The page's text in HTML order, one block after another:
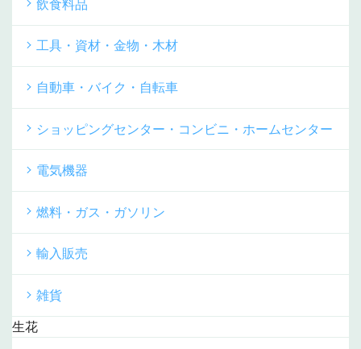
飲食料品
工具・資材・金物・木材
自動車・バイク・自転車
ショッピングセンター・コンビニ・ホームセンター
電気機器
燃料・ガス・ガソリン
輸入販売
雑貨
生花